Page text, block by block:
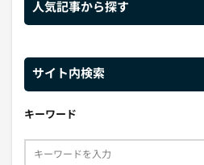
人気記事から探す
サイト内検索
キーワード